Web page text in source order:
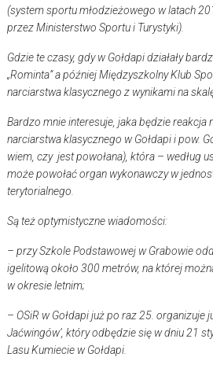
(system sportu młodzieżowego w latach
przez Ministerstwo Sportu i Turystyki).
Gdzie te czasy, gdy w Gołdapi działały
„Rominta” a później Międzyszkolny Klub
narciarstwa klasycznego z wynikami na
Bardzo mnie interesuje, jaka będzie reakcja
narciarstwa klasycznego w Gołdapi i pow.
wiem, czy jest powołana), która – według
może powołać organ wykonawczy w
terytorialnego.
Są też optymistyczne wiadomości:
– przy Szkole Podstawowej w Grabowie
igelitową około 300 metrów, na której
w okresie letnim;
– OSiR w Gołdapi już po raz 25. organizuje
Jaćwingów’, który odbędzie się w dniu 21
Lasu Kumiecie w Gołdapi.